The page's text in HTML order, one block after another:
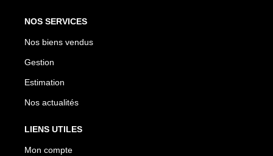
NOS SERVICES
Nos biens vendus
Gestion
Estimation
Nos actualités
LIENS UTILES
Mon compte